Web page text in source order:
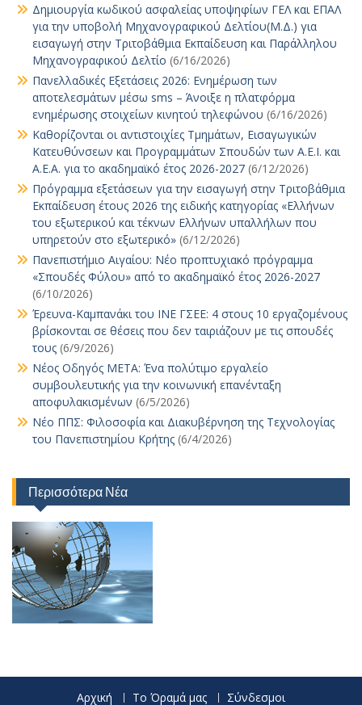
Δημιουργία κωδικού ασφαλείας υποψηφίων ΓΕΛ και ΕΠΑΛ
για την υποβολή Μηχανογραφικού Δελτίου(Μ.Δ.) για
εισαγωγή στην Τριτοβάθμια Εκπαίδευση και Παράλληλου
Μηχανογραφικού Δελτίο (6/16/2026)
Πανελλαδικές Εξετάσεις 2026: Ενημέρωση των
αποτελεσμάτων μέσω sms – Άνοιξε η πλατφόρμα
ενημέρωσης στοιχείων κινητού τηλεφώνου (6/16/2026)
Καθορίζονται οι αντιστοιχίες Τμημάτων, Εισαγωγικών
Κατευθύνσεων και Προγραμμάτων Σπουδών των Α.Ε.Ι. και
Α.Ε.Α. για το ακαδημαϊκό έτος 2026-2027 (6/12/2026)
Πρόγραμμα εξετάσεων για την εισαγωγή στην Τριτοβάθμια
Εκπαίδευση έτους 2026 της ειδικής κατηγορίας «Ελλήνων
του εξωτερικού και τέκνων Ελλήνων υπαλλήλων που
υπηρετούν στο εξωτερικό» (6/12/2026)
Πανεπιστήμιο Αιγαίου: Νέο προπτυχιακό πρόγραμμα
«Σπουδές Φύλου» από το ακαδημαϊκό έτος 2026-2027
(6/10/2026)
Έρευνα-Καμπανάκι του ΙΝΕ ΓΣΕΕ: 4 στους 10 εργαζομένους
βρίσκονται σε θέσεις που δεν ταιριάζουν με τις σπουδές
τους (6/9/2026)
Νέος Οδηγός ΜΕΤΑ: Ένα πολύτιμο εργαλείο
συμβουλευτικής για την κοινωνική επανένταξη
αποφυλακισμένων (6/5/2026)
Νέο ΠΠΣ: Φιλοσοφία και Διακυβέρνηση της Τεχνολογίας
του Πανεπιστημίου Κρήτης (6/4/2026)
Περισσότερα Νέα
Αρχική Το Όραμά μας Σύνδεσμοι